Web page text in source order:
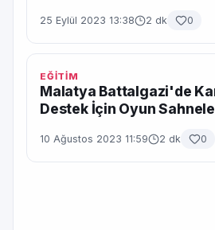
25 Eylül 2023 13:38 2 dk 0
EĞİTİM
Malatya Battalgazi'de
Destek İçin Oyun
10 Ağustos 2023 11:59 2 dk 0